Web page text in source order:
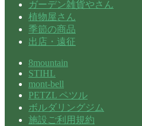
ガーデン雑貨やさん
植物屋さん
季節の商品
出店・遠征
8mountain
STIHL
mont-bell
PETZL ペツル
ボルダリングジム
施設ご利用規約